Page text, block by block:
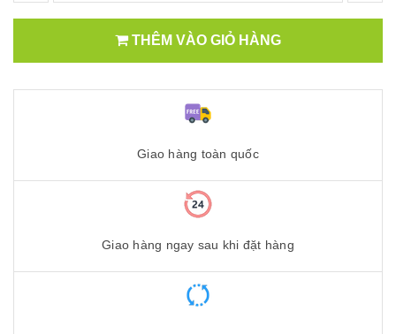
THÊM VÀO GIỎ HÀNG
Giao hàng toàn quốc
Giao hàng ngay sau khi đặt hàng